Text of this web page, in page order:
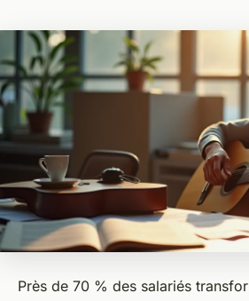
Près de 70 % des salariés